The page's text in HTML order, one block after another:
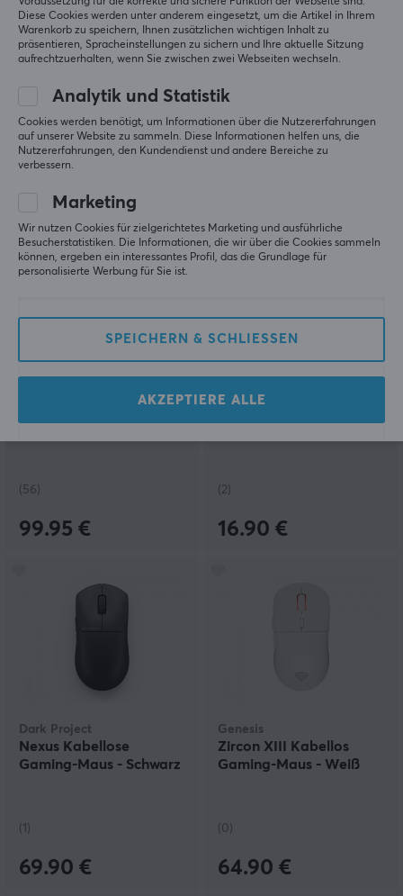
Glorious
Gaming-Maus - Weiß
(3)
89.90 €
Pulsar
Maus - Premium Black
(56)
X2 Wireless Gaming-
Maus - Super Clear
(56)
99.95 €
Drahtloser Maus 3 -
Weiß
(2)
16.90 €
Dark Project
Nexus Kabellose
Gaming-Maus - Schwarz
(1)
69.90 €
Genesis
Zircon XIII Kabellos
Gaming-Maus - Weiß
(0)
64.90 €
Diese Cookies werden unter anderem eingesetzt, um die Artikel in Ihrem
Warenkorb zu speichern, Ihnen zusätzlichen wichtigen Inhalt zu
präsentieren, Spracheinstellungen zu sichern und Ihre aktuelle Sitzung
aufrechtzuerhalten, wenn Sie zwischen zwei Webseiten wechseln.
Analytik und Statistik
Cookies werden benötigt, um Informationen über die Nutzererfahrungen
auf unserer Website zu sammeln. Diese Informationen helfen uns, die
Nutzererfahrungen, den Kundendienst und andere Bereiche zu
verbessern.
Marketing
Wir nutzen Cookies für zielgerichtetes Marketing und ausführliche
Besucherstatistiken. Die Informationen, die wir über die Cookies sammeln
können, ergeben ein interessantes Profil, das die Grundlage für
personalisierte Werbung für Sie ist.
SPEICHERN & SCHLIESSEN
AKZEPTIERE ALLE